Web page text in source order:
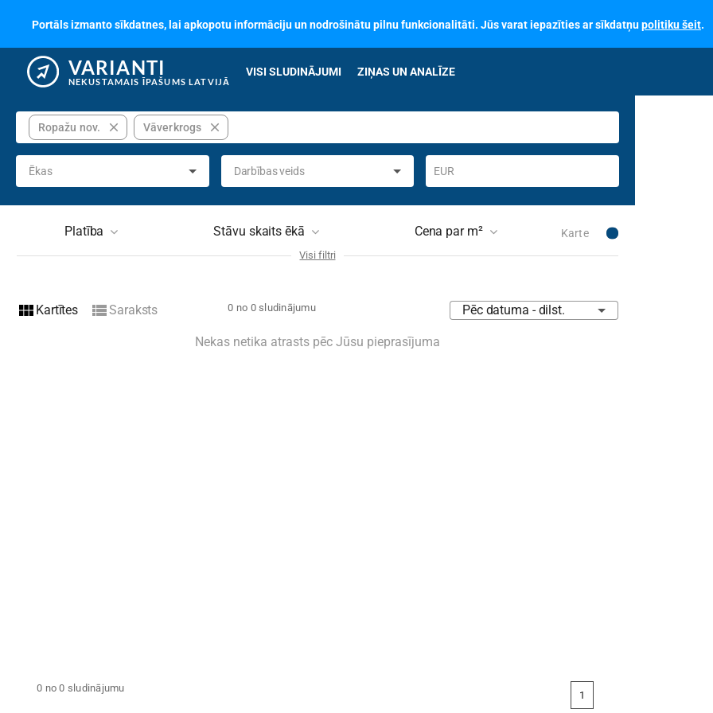
Portāls izmanto sīkdatnes, lai apkopotu informāciju un nodrošinātu pilnu funkcionalitāti. Jūs varat iepazīties ar sīkdatņupolitiku šeit.
VARIANTI
NEKUSTAMAIS ĪPAŠUMS LATVIJĀ
VISI SLUDINĀJUMI ZIŅAS UN ANALĪZE
Ropažu nov. close Vāverkrogs close
Ēkas Darbības veids EUR
Platība Stāvu skaits ēkā Cena par m² Karte
Nav izvēlēts Stāvoklis
Visi filtri
view_module Kartītes view_listSaraksts 0 no 0 sludinājumu Pēc datuma - dilst.
Nekas netika atrasts pēc Jūsu pieprasījuma
0 no 0 sludinājumu
You're
on
1